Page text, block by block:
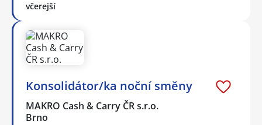
včerejší
Konsolidátor/ka noční směny
MAKRO Cash & Carry ČR s.r.o.
Brno